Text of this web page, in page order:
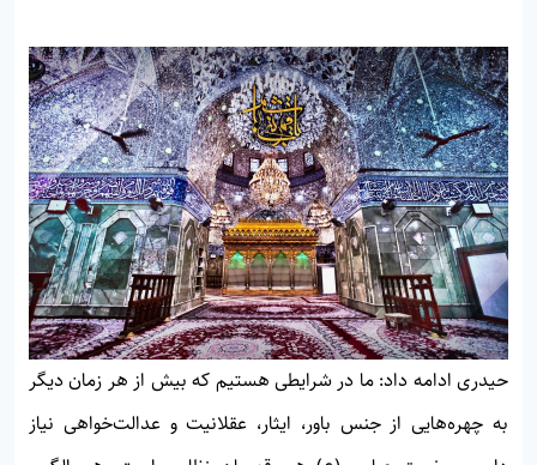
حیدری ادامه داد: ما در شرایطی هستیم که بیش از هر زمان دیگر
به چهره‌هایی از جنس باور، ایثار، عقلانیت و عدالت‌خواهی نیاز